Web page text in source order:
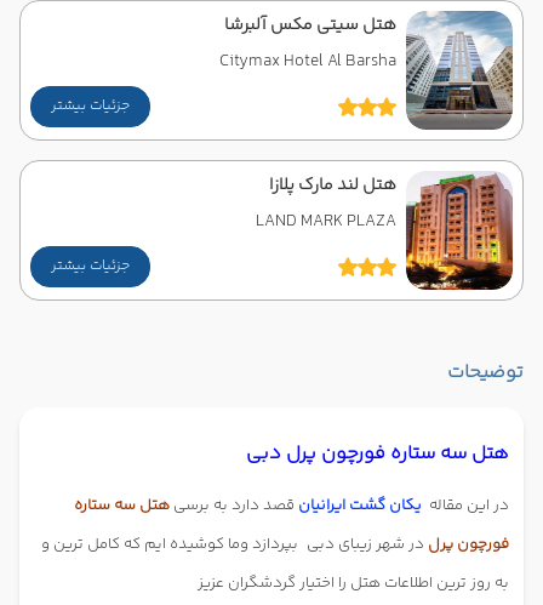
هتل سیتی مکس آلبرشا
Citymax Hotel Al Barsha
جزئیات بیشتر
هتل لند مارک پلازا
LAND MARK PLAZA
جزئیات بیشتر
توضیحات
هتل سه ستاره فورچون پرل دبی
در این مقاله یکان گشت ایرانیان قصد دارد به برسی هتل سه ستاره
فورچون پرل در شهر زیبای دبی بپردازد وما کوشیده ایم که کامل ترین و
به روز ترین اطلاعات هتل را اختیار گردشگران عزیز